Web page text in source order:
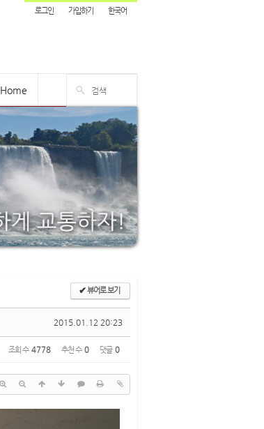
로그인 가입하기 한국어
Home
✔뷰어로 보기
2015.01.12 20:23
조회 수 4778 추천 수 0 댓글 0